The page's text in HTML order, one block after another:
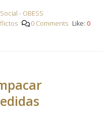
- OBESS
0 Comments Like:0